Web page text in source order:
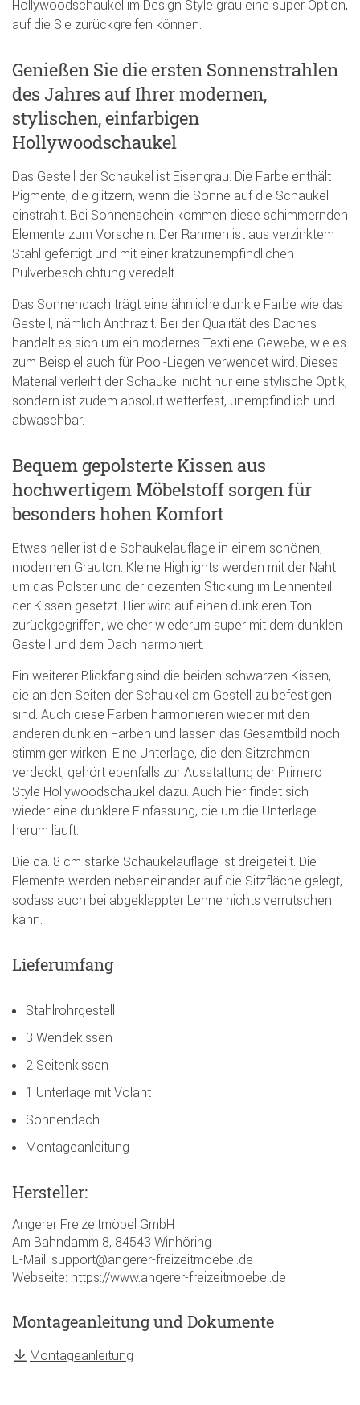
Hollywoodschaukel im Design Style grau eine super Option,
auf die Sie zurückgreifen können.
Genießen Sie die ersten Sonnenstrahlen
des Jahres auf Ihrer modernen,
stylischen, einfarbigen
Hollywoodschaukel
Das Gestell der Schaukel ist Eisengrau. Die Farbe enthält
Pigmente, die glitzern, wenn die Sonne auf die Schaukel
einstrahlt. Bei Sonnenschein kommen diese schimmernden
Elemente zum Vorschein. Der Rahmen ist aus verzinktem
Stahl gefertigt und mit einer kratzunempfindlichen
Pulverbeschichtung veredelt.
Das Sonnendach trägt eine ähnliche dunkle Farbe wie das
Gestell, nämlich Anthrazit. Bei der Qualität des Daches
handelt es sich um ein modernes Textilene Gewebe, wie es
zum Beispiel auch für Pool-Liegen verwendet wird. Dieses
Material verleiht der Schaukel nicht nur eine stylische Optik,
sondern ist zudem absolut wetterfest, unempfindlich und
abwaschbar.
Bequem gepolsterte Kissen aus
hochwertigem Möbelstoff sorgen für
besonders hohen Komfort
Etwas heller ist die Schaukelauflage in einem schönen,
modernen Grauton. Kleine Highlights werden mit der Naht
um das Polster und der dezenten Stickung im Lehnenteil
der Kissen gesetzt. Hier wird auf einen dunkleren Ton
zurückgegriffen, welcher wiederum super mit dem dunklen
Gestell und dem Dach harmoniert.
Ein weiterer Blickfang sind die beiden schwarzen Kissen,
die an den Seiten der Schaukel am Gestell zu befestigen
sind. Auch diese Farben harmonieren wieder mit den
anderen dunklen Farben und lassen das Gesamtbild noch
stimmiger wirken. Eine Unterlage, die den Sitzrahmen
verdeckt, gehört ebenfalls zur Ausstattung der Primero
Style Hollywoodschaukel dazu. Auch hier findet sich
wieder eine dunklere Einfassung, die um die Unterlage
herum läuft.
Die ca. 8 cm starke Schaukelauflage ist dreigeteilt. Die
Elemente werden nebeneinander auf die Sitzfläche gelegt,
sodass auch bei abgeklappter Lehne nichts verrutschen
kann.
Lieferumfang
Stahlrohrgestell
3 Wendekissen
2 Seitenkissen
1 Unterlage mit Volant
Sonnendach
Montageanleitung
Hersteller:
Angerer Freizeitmöbel GmbH
Am Bahndamm 8, 84543 Winhöring
E-Mail: support@angerer-freizeitmoebel.de
Webseite: https://www.angerer-freizeitmoebel.de
Montageanleitung und Dokumente
Montageanleitung